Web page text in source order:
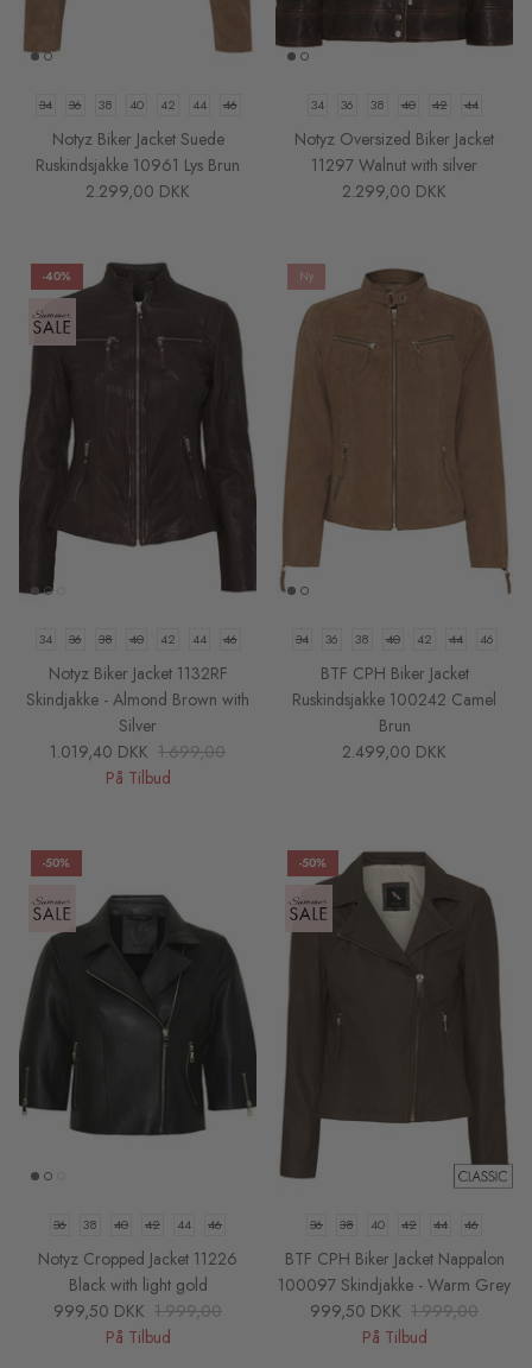
34 36 38 40 42 44 46
Notyz Biker Jacket Suede
Ruskindsjakke 10961 Lys Brun
2.299,00 DKK
34 36 38 40 42 44
Notyz Oversized Biker Jacket
11297 Walnut with silver
2.299,00 DKK
-40%
34 36 38 40 42 44 46
Notyz Biker Jacket 1132RF
Skindjakke - Almond Brown with
Silver
1.019,40 DKK 1.699,00
På Tilbud
Ny
34 36 38 40 42 44 46
BTF CPH Biker Jacket
Ruskindsjakke 100242 Camel
Brun
2.499,00 DKK
-50%
36 38 40 42 44 46
Notyz Cropped Jacket 11226
Black with light gold
999,50 DKK 1.999,00
På Tilbud
-50%
36 38 40 42 44 46
BTF CPH Biker Jacket Nappalon
100097 Skindjakke - Warm Grey
999,50 DKK 1.999,00
På Tilbud